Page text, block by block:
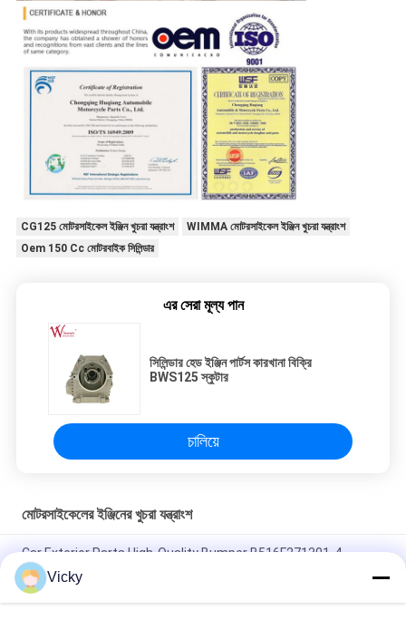
CG125 মোটরসাইকেল ইঞ্জিন খুচরা যন্ত্রাংশ
WIMMA মোটরসাইকেল ইঞ্জিন খুচরা যন্ত্রাংশ
Oem 150 Cc মোটরবাইক সিলিন্ডার
এর সেরা মূল্য পান
সিলিন্ডার হেড ইঞ্জিন পার্টস কারখানা বিক্রি
BWS125 স্কুটার
চালিয়ে
মোটরসাইকেলের ইঞ্জিনের খুচরা যন্ত্রাংশ
Car Exterior Parts High-Quality Bumper B516F271301-4
CHANAN OSHAN​ Z6 Starry White
স্টার্টার মোটর হন্ডা EX5 মোটরসাইকেল ইঞ্জিন খুচরা যন্ত্রাংশ সস্তা পাইকারি উচ্চ পারফরম্যান্স
Vicky